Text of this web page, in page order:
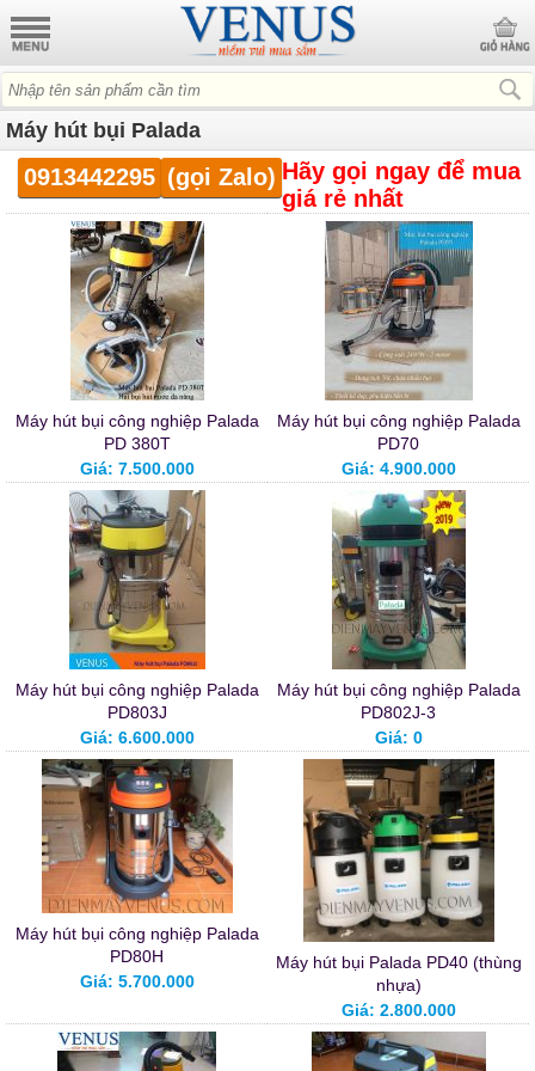
Máy hút bụi Palada
Hãy gọi ngay
0913442295 (gọi Zalo)
để mua
giá rẻ nhất
Máy hút bụi công nghiệp Palada
PD 380T
Giá: 7.500.000
Máy hút bụi công nghiệp Palada
PD70
Giá: 4.900.000
Máy hút bụi công nghiệp Palada
PD803J
Giá: 6.600.000
Máy hút bụi công nghiệp Palada
PD802J-3
Giá: 0
Máy hút bụi công nghiệp Palada
PD80H
Giá: 5.700.000
Máy hút bụi Palada PD40 (thùng
nhựa)
Giá: 2.800.000